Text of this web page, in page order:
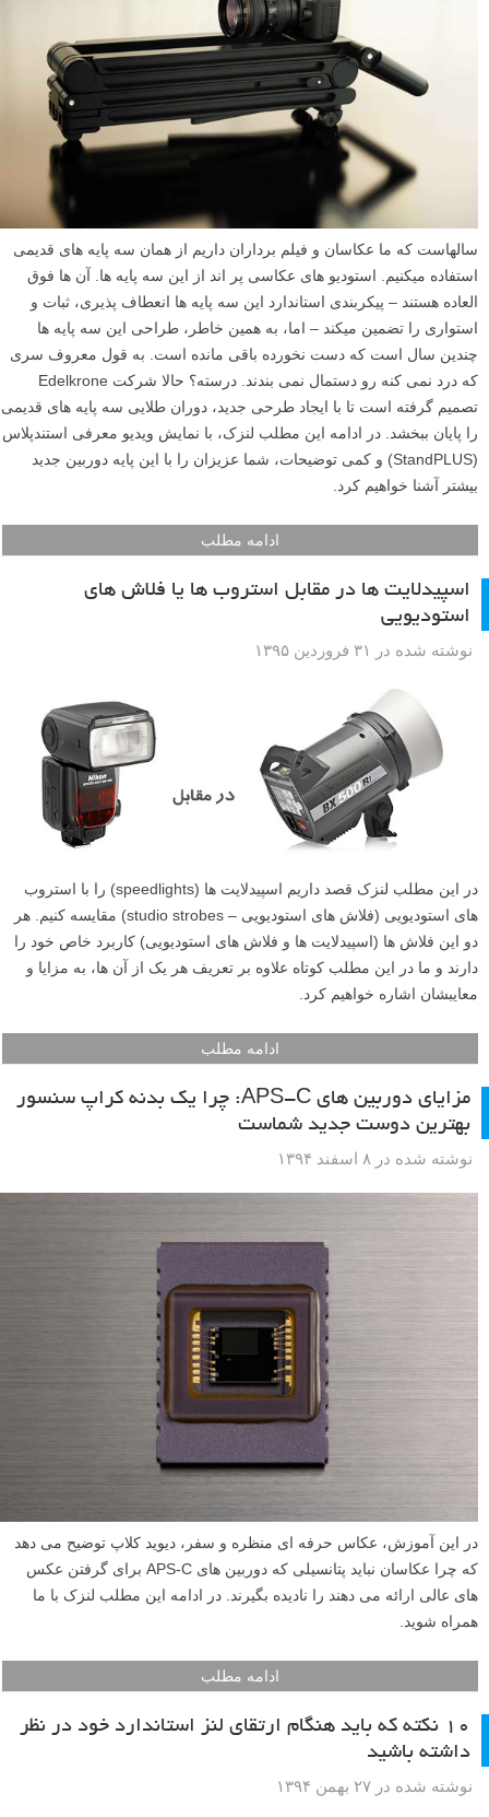
سالهاست که ما عکاسان و فیلم برداران داریم از همان سه پایه های قدیمی
استفاده میکنیم. استودیو های عکاسی پر اند از این سه پایه ها. آن ها فوق
العاده هستند – پیکربندی استاندارد این سه پایه ها انعطاف پذیری، ثبات و
استواری را تضمین میکند – اما، به همین خاطر، طراحی این سه پایه ها
چندین سال است که دست نخورده باقی مانده است. به قول معروف سری
که درد نمی کنه رو دستمال نمی بندند. درسته؟ حالا شرکت Edelkrone
تصمیم گرفته است تا با ایجاد طرحی جدید، دوران طلایی سه پایه های قدیمی
را پایان ببخشد. در ادامه این مطلب لنزک، با نمایش ویدیو معرفی استندپلاس
(StandPLUS) و کمی توضیحات، شما عزیزان را با این پایه دوربین جدید
بیشتر آشنا خواهیم کرد.
ادامه مطلب
اسپیدلایت ها در مقابل استروب ها یا فلاش های
استودیویی
نوشته شده در ۳۱ فروردین ۱۳۹۵
در این مطلب لنزک قصد داریم اسپیدلایت ها (speedlights) را با استروب
های استودیویی (فلاش های استودیویی – studio strobes) مقایسه کنیم. هر
دو این فلاش ها (اسپیدلایت ها و فلاش های استودیویی) کاربرد خاص خود را
دارند و ما در این مطلب کوتاه علاوه بر تعریف هر یک از آن ها، به مزایا و
معایبشان اشاره خواهیم کرد.
ادامه مطلب
مزایای دوربین های APS-C: چرا یک بدنه کراپ سنسور
بهترین دوست جدید شماست
نوشته شده در ۸ اسفند ۱۳۹۴
در این آموزش، عکاس حرفه ای منظره و سفر، دیوید کلاپ توضیح می دهد
که چرا عکاسان نباید پتانسیلی که دوربین های APS-C برای گرفتن عکس
های عالی ارائه می دهند را نادیده بگیرند. در ادامه این مطلب لنزک با ما
همراه شوید.
ادامه مطلب
۱۰ نکته که باید هنگام ارتقای لنز استاندارد خود در نظر
داشته باشید
نوشته شده در ۲۷ بهمن ۱۳۹۴